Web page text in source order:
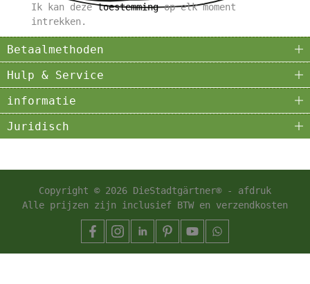
Ik kan dezetoestemmingop elk moment
intrekken.
Betaalmethoden
Hulp & Service
informatie
Juridisch
Copyright © 2026 DieStadtgärtner® - afdruk
Alle prijzen zijn inclusief BTW en verzendkosten